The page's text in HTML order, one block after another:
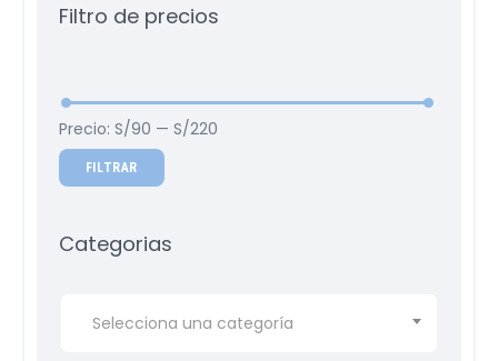
Filtro de precios
FILTRAR
Precio:S/90 —S/220
Categorias
Selecciona una categoría